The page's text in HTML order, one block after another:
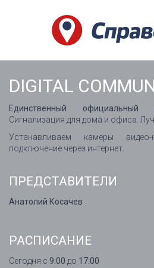
DIGITAL
Единственный официальный
Сигнализация для дома и офиса.
Устанавливаем камеры
подключение через интернет.
ПРЕДСТАВИТЕЛИ
Анатолий Косачев
РАСПИСАНИЕ
Сегодня с 9:00 до 17:00